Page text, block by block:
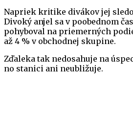
Napriek kritike divákov jej
Divoký anjel sa v poobednom
pohyboval na priemerných
až 4 % v obchodnej skupine.
Zďaleka tak nedosahuje na
no stanici ani neubližuje.